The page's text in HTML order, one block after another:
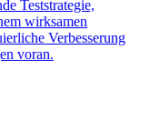
Teststrategie,
wirksamen
Verbesserung
voran.